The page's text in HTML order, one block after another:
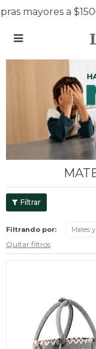
mayores a $1500 |

Filtrando por: Mates
Quitar filtros